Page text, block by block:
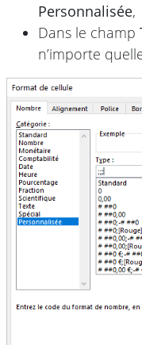
Personnalisée,
Dans le champ
n’importe